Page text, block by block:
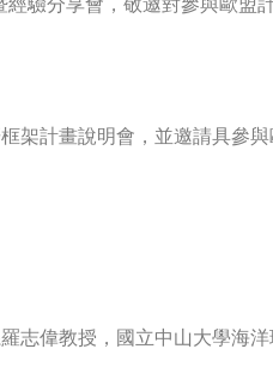
經驗分享會，敬邀對參與歐盟
計畫說明會，並邀請具參與
志偉教授，國立中山大學海洋